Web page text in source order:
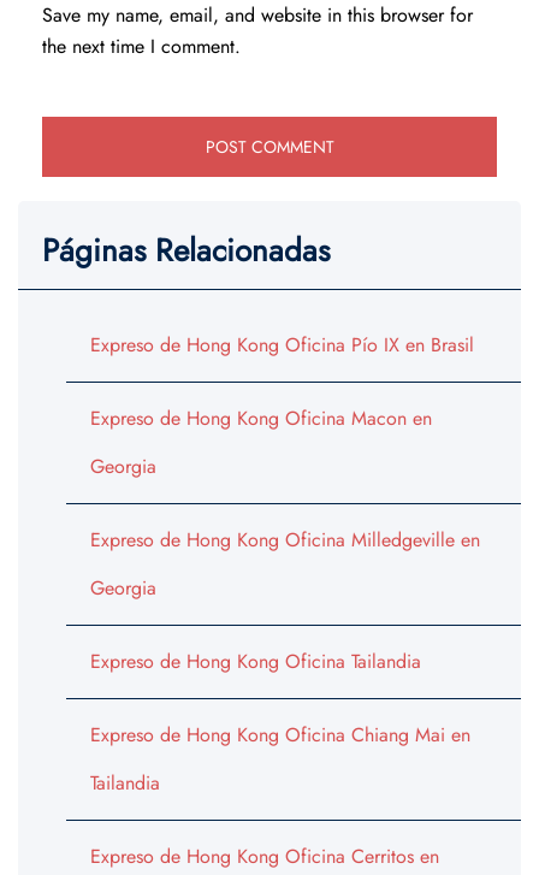
Save my name, email, and website in this browser for
the next time I comment.
Páginas Relacionadas
Expreso de Hong Kong Oficina Pío IX en Brasil
Expreso de Hong Kong Oficina Macon en
Georgia
Expreso de Hong Kong Oficina Milledgeville en
Georgia
Expreso de Hong Kong Oficina Tailandia
Expreso de Hong Kong Oficina Chiang Mai en
Tailandia
Expreso de Hong Kong Oficina Cerritos en